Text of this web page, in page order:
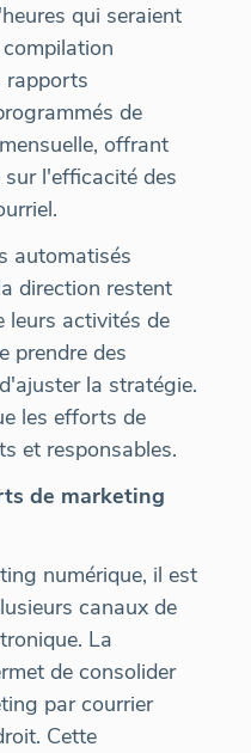
qui seraient
rapports
de
offrant
l'efficacité des
automatisés
direction restent
leurs activités de
prendre des
la stratégie.
les efforts de
et responsables.
de marketing
numérique, il est
canaux de
La
de consolider
par courrier
Cette